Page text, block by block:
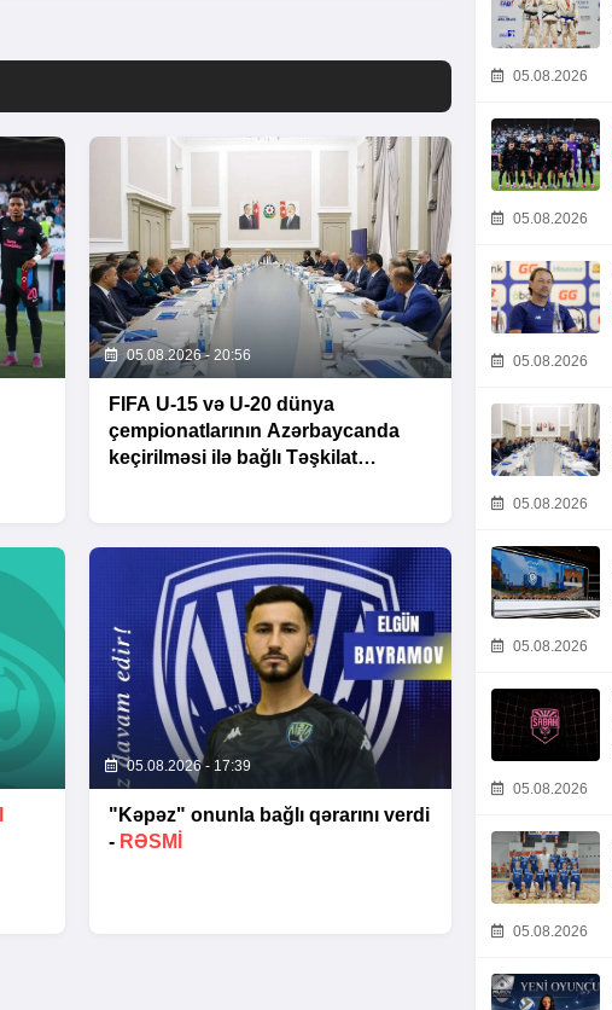
05.08.2026 - 20:56
FIFA U-15 və U-20 dünya
çempionatlarının Azərbaycanda
keçirilməsi ilə bağlı Təşkilat
05.08.2026 - 17:39
"Kəpəz" onunla bağlı qərarını verdi
- RƏSMİ
05.08.2026
05.08.2026
05.08.2026
05.08.2026
05.08.2026
05.08.2026
05.08.2026